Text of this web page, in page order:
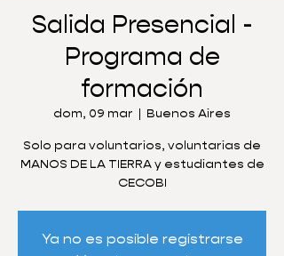
Salida Presencial -
Programa de
formación
dom, 09 mar Buenos Aires
Solo para voluntarios, voluntarias de
MANOS DE LA TIERRA y estudiantes de
CECOBI
Ya no es posible registrarse